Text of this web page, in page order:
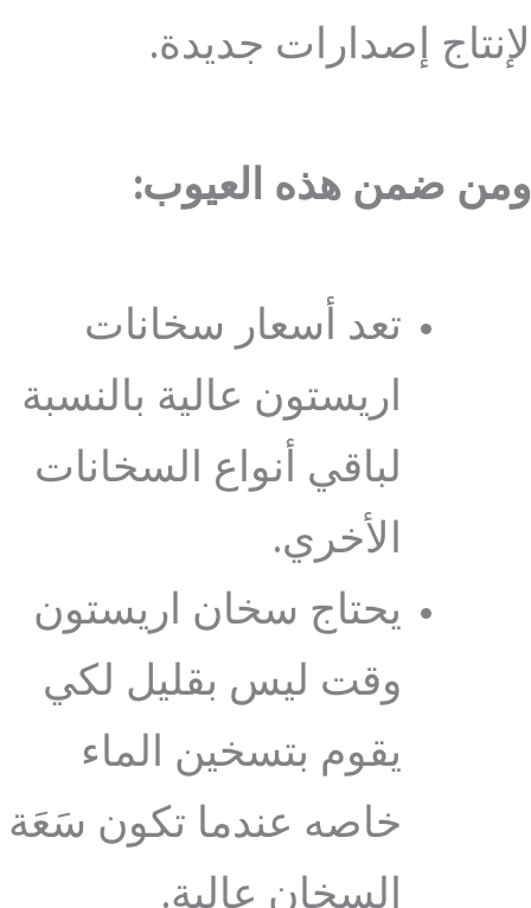
لإنتاج إصدارات جديدة.
ومن ضمن هذه العيوب:
تعد أسعار سخانات
اريستون عالية بالنسبة
لباقي أنواع السخانات
الأخري.
يحتاج سخان اريستون
وقت ليس بقليل لكي
يقوم بتسخين الماء
خاصه عندما تكون سَعَة
السخان عالية.